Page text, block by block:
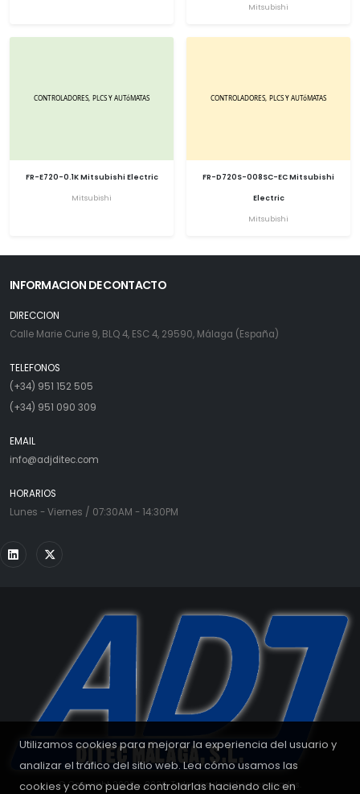
Utilizamos cookies para mejorar la experiencia del usuario y
analizar el tráfico del sitio web. Lea cómo usamos las
cookies y cómo puede controlarlas haciendo clic en
Mitsubishi
FR-E720-0.1K Mitsubishi Electric
Mitsubishi
FR-D720S-008SC-EC Mitsubishi
Electric
Mitsubishi
INFORMACION DE CONTACTO
DIRECCION
Calle Marie Curie 9, BLQ 4, ESC 4, 29590, Málaga (España)
TELEFONOS
(+34) 951 152 505
(+34) 951 090 309
EMAIL
info@adjditec.com
HORARIOS
Lunes - Viernes / 07:30AM - 14:30PM
© Copyright 2008 - 2026. Todos los derechos reservados.